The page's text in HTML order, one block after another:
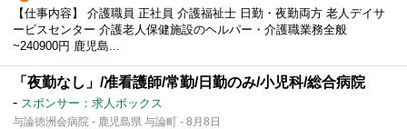
【仕事内容】 介護職員 正社員 介護福祉士 日勤・夜勤両方 老人デイサ
ービスセンター 介護老人保健施設のヘルパー・介護職業務全般
~240900円 鹿児島...
「夜勤なし」/准看護師/常勤/日勤のみ/小児科/総合病院
- スポンサー：求人ボックス
与論徳洲会病院 - 鹿児島県 与論町 - 8月8日